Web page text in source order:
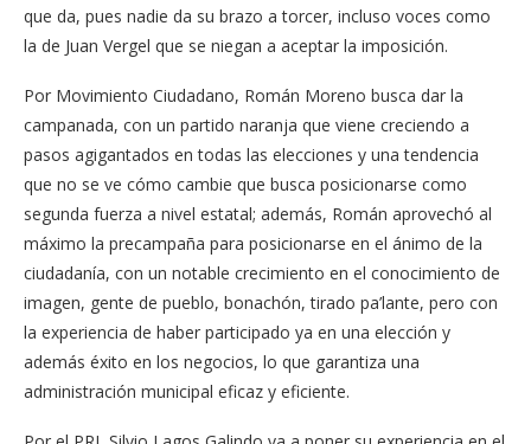
que da, pues nadie da su brazo a torcer, incluso voces como
la de Juan Vergel que se niegan a aceptar la imposición.
Por Movimiento Ciudadano, Román Moreno busca dar la
campanada, con un partido naranja que viene creciendo a
pasos agigantados en todas las elecciones y una tendencia
que no se ve cómo cambie que busca posicionarse como
segunda fuerza a nivel estatal; además, Román aprovechó al
máximo la precampaña para posicionarse en el ánimo de la
ciudadanía, con un notable crecimiento en el conocimiento de
imagen, gente de pueblo, bonachón, tirado pa’lante, pero con
la experiencia de haber participado ya en una elección y
además éxito en los negocios, lo que garantiza una
administración municipal eficaz y eficiente.